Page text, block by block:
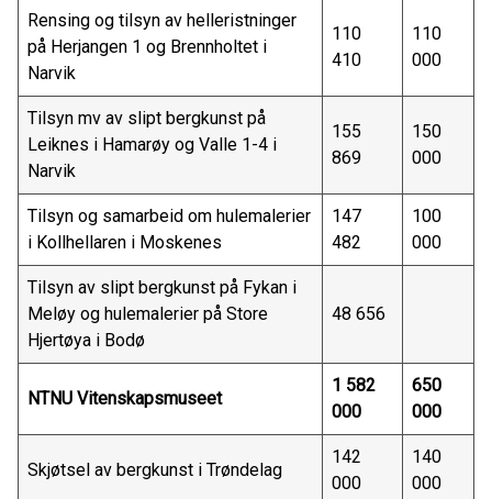
Rensing og tilsyn av helleristninger
på Herjangen 1 og Brennholtet i
Narvik
110
410
110
000
Tilsyn mv av slipt bergkunst på
Leiknes i Hamarøy og Valle 1-4 i
Narvik
155
869
150
000
Tilsyn og samarbeid om hulemalerier
i Kollhellaren i Moskenes
147
482
100
000
Tilsyn av slipt bergkunst på Fykan i
Meløy og hulemalerier på Store
Hjertøya i Bodø
48 656
NTNU Vitenskapsmuseet
1 582
000
650
000
Skjøtsel av bergkunst i Trøndelag
142
000
140
000